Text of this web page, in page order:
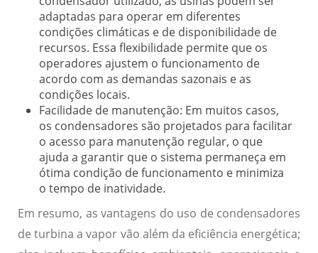
adaptadas para operar em diferentes
condições climáticas e de disponibilidade de
recursos. Essa flexibilidade permite que os
operadores ajustem o funcionamento de
acordo com as demandas sazonais e as
condições locais.
Facilidade de manutenção: Em muitos casos,
os condensadores são projetados para facilitar
o acesso para manutenção regular, o que
ajuda a garantir que o sistema permaneça em
ótima condição de funcionamento e minimiza
o tempo de inatividade.
Em resumo, as vantagens do uso de condensadores
de turbina a vapor vão além da eficiência energética;